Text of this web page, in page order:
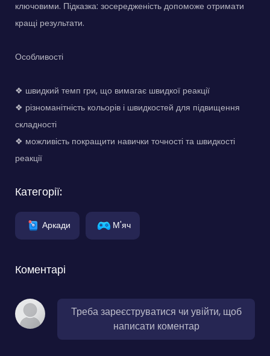
ключовими. Підказка: зосередженість допоможе отримати
кращі результати.
Особливості
❖ швидкий темп гри, що вимагає швидкої реакції
❖ різноманітність кольорів і швидкостей для підвищення
складності
❖ можливість покращити навички точності та швидкості
реакції
Категорії:
Аркади М'яч
Коментарі
Треба зареєструватися чи увійти, щоб
написати коментар